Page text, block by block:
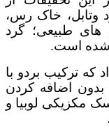
وتابل، خاک رس،
طبیعی؛ گرد
شده است.
نشان داد که ترکیب بردو با
بدون اضافه کردن
مکزیکی لوبیا و